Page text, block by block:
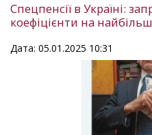
Спецпенсії в Україні:
коефіцієнти на
Дата: 05.01.2025 10:31